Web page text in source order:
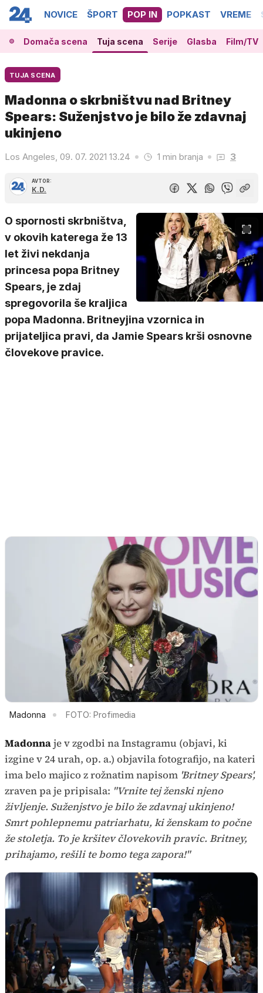
NOVICE ŠPORT POP IN POPKAST VREME
Domača scena Tuja scena Serije Glasba Film/TV
TUJA SCENA
Madonna o skrbništvu nad Britney
Spears: Suženjstvo je bilo že zdavnaj
ukinjeno
Los Angeles, 09. 07. 2021 13.24 1 min branja 3
AVTOR:
K.D.
O spornosti skrbništva,
v okovih katerega že 13
let živi nekdanja
princesa popa Britney
Spears, je zdaj
spregovorila še kraljica
popa Madonna. Britneyjina vzornica in
prijateljica pravi, da Jamie Spears krši osnovne
človekove pravice.
Madonna FOTO: Profimedia
Madonnaje v zgodbi na Instagramu (objavi, ki
izgine v 24 urah, op. a.) objavila fotografijo, na kateri
ima belo majico z rožnatim napisom 'Britney Spears',
zraven pa je pripisala: "Vrnite tej ženski njeno
življenje. Suženjstvo je bilo že zdavnaj ukinjeno!
Smrt pohlepnemu patriarhatu, ki ženskam to počne
že stoletja. To je kršitev človekovih pravic. Britney,
prihajamo, rešili te bomo tega zapora!"